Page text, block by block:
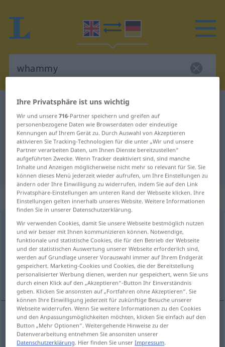
Englisch-Deutsch Wörterbuch
Englisch-Deutsch Übersetzung für
"whammy"
"whammy" Deutsch Übersetzung
„whammy“: noun
whammy [ˈ(h)wæmiː]s
Übersicht aller Übersetzungen
(Für mehr Details die Übersetzung anklicken/antippen)
Fluch Schlag, Pech, Unglück
Fluchm whammy jinx
Ihre Privatsphäre ist uns wichtig
Wir und unsere716-Partner speichern und greifen auf
personenbezogene Daten wie Browserdaten oder eindeutige
Kennungen auf Ihrem Gerät zu. Durch Auswahl von Akzeptieren
aktivieren Sie Tracking-Technologien für die unter „Wir und unsere
Partner verarbeiten Daten, um Ihnen Dienste bereitzustellen“
aufgeführten Zwecke. Wenn Tracker deaktiviert sind, sind manche
Inhalte und Anzeigen möglicherweise nicht mehr so relevant für Sie. Sie
können dieses Menü jederzeit wieder aufrufen, um Ihre Einstellungen zu
ändern oder Ihre Einwilligung zu widerrufen, indem Sie auf den Link
Privatsphäre-Einstellungen am unteren Rand der Webseite klicken. Ihre
Einstellungen gelten innerhalb unseres Website. Weitere Informationen
finden Sie in unserer Datenschutzerklärung.
Wir verwenden Cookies, damit Sie unsere Webseite bestmöglich nutzen
und wir besser mit Ihnen kommunizieren können. Notwendige,
funktionale und statistische Cookies, die für den Betrieb der Webseite
und der statistischen Auswertung unserer Webseite erforderlich sind,
werden auf Grundlage unserer Vorauswahl immer auf Ihrem Endgerät
gespeichert. Marketing-Cookies und Cookies, die der Bereitstellung
personalisierter Werbung dienen, werden nur gespeichert, wenn Sie uns
durch einen Klick auf den „Akzeptieren“-Button Ihr Einverständnis
geben. Klicken Sie ansonsten auf „Fortfahren ohne Akzeptieren“. Sie
können Ihre Einwilligung jederzeit für zukünftige Besuche unserer
Webseite widerrufen. Wenn Sie weitere Informationen zu den Cookies
und den Anpassungsmöglichkeiten möchten, klicken Sie einfach auf den
Button „Mehr Optionen“. Weitergehende Hinweise zu der
Datenverarbeitung entnehmen Sie ansonsten unserer
Datenschutzerklärung. Hier finden Sie unserImpressum.